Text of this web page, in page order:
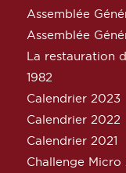
Assemblée
Assemblée
La restauration
1982
Calendrier 2023
Calendrier 2022
Calendrier 2021
Challenge Micro